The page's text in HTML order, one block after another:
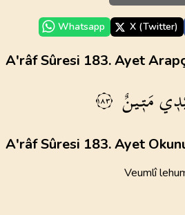
Whatsapp X (Twitter)
A'râf Sûresi 183. Ayet
مَت۪ينٌ ١٨٣
A'râf Sûresi 183. Ayet
Veumlî